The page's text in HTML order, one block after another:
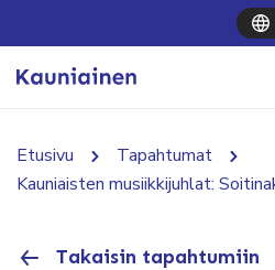
Etusivu
Tapahtumat
Kauniaisten musiikkijuhlat:
Takaisin tapahtumiin